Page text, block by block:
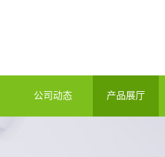
公司动态 产品展厅